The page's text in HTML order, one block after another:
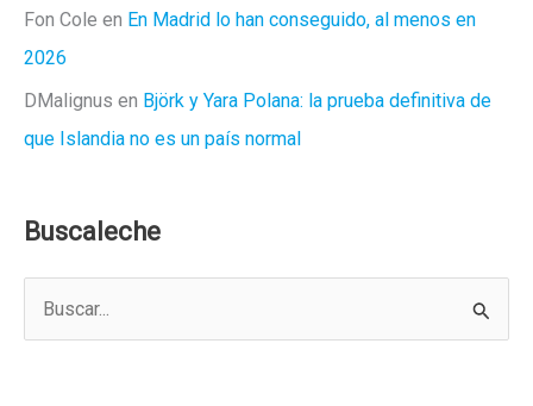
Fon Cole en En Madrid lo han conseguido, al menos en
2026
DMalignus en Björk y Yara Polana: la prueba definitiva de
que Islandia no es un país normal
Buscaleche